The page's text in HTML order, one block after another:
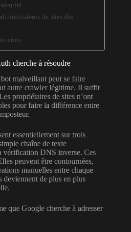
de sites dès
cherche à résoudre
malveillant peut se faire
autre crawler légitime. Il suffit
propriétaires de sites n’ont
pour faire la différence entre
essentiellement sur trois
chaîne de texte
vérification DNS inverse. Ces
peuvent être contournées,
manuelles entre chaque
deviennent de plus en plus
que Google cherche à adresser